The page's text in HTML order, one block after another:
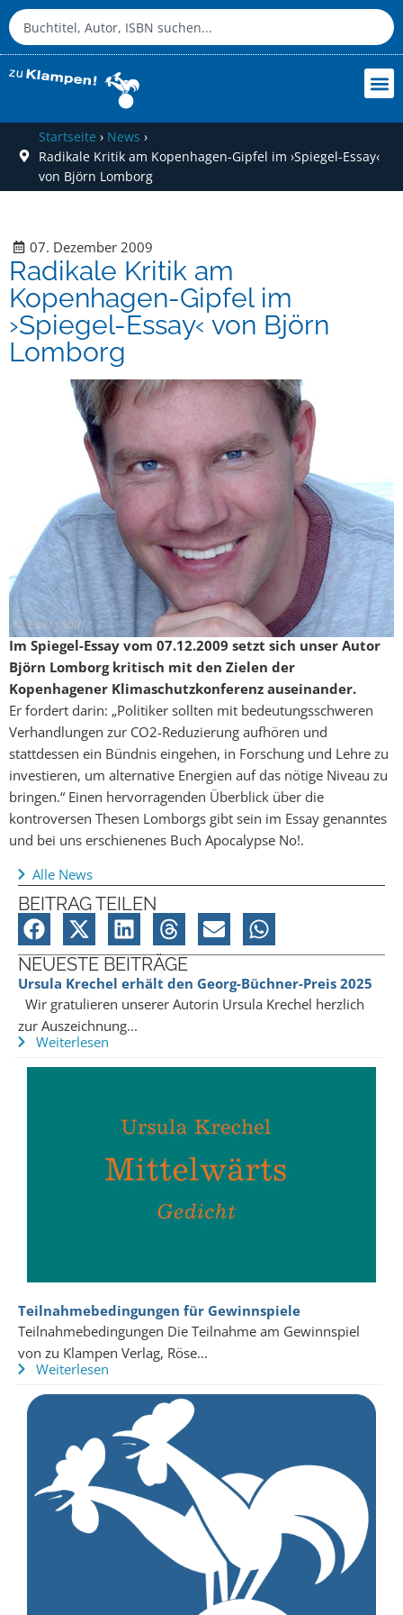
Startseite › News ›
Radikale Kritik am Kopenhagen-Gipfel im ›Spiegel-Essay‹
von Björn Lomborg
07. Dezember 2009
Radikale Kritik am
Kopenhagen-Gipfel im
›Spiegel-Essay‹ von Björn
Lomborg
© Emil Jupin
Im Spiegel-Essay vom 07.12.2009 setzt sich unser Autor
Björn Lomborg kritisch mit den Zielen der
Kopenhagener Klimaschutzkonferenz auseinander.
Er fordert darin: „Politiker sollten mit bedeutungsschweren
Verhandlungen zur CO2-Reduzierung aufhören und
stattdessen ein Bündnis eingehen, in Forschung und Lehre zu
investieren, um alternative Energien auf das nötige Niveau zu
bringen.“ Einen hervorragenden Überblick über die
kontroversen Thesen Lomborgs gibt sein im Essay genanntes
und bei uns erschienenes Buch Apocalypse No!.
Alle News
BEITRAG TEILEN
NEUESTE BEITRÄGE
Ursula Krechel erhält den Georg-Büchner-Preis 2025
Wir gratulieren unserer Autorin Ursula Krechel herzlich
zur Auszeichnung...
Weiterlesen
Teilnahmebedingungen für Gewinnspiele
Teilnahmebedingungen Die Teilnahme am Gewinnspiel
von zu Klampen Verlag, Röse...
Weiterlesen